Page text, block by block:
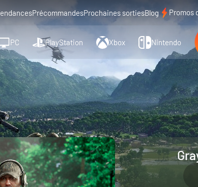
PrécommandesProchaines sortiesBlog Promos
PC PlayStation Xbox Nintendo